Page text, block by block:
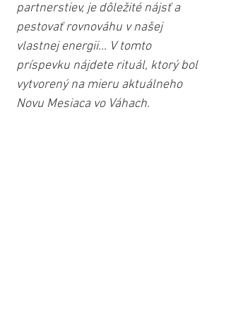
partnerstiev, je dôležité nájsť a
pestovať rovnováhu v našej
vlastnej energii... V tomto
príspevku nájdete rituál, ktorý bol
vytvorený na mieru aktuálneho
Novu Mesiaca vo Váhach.